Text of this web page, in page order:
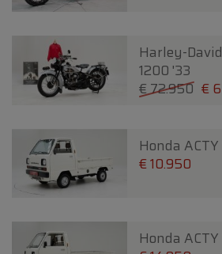
Harley-
1200 '33
€ 72.950 €
Honda
€ 10.950
Honda ACTY